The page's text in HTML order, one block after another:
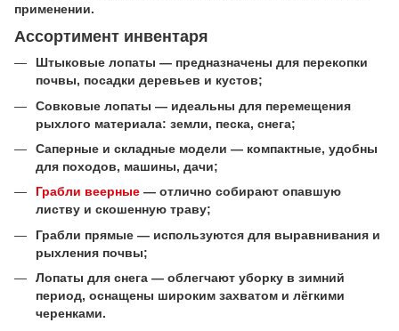
применении.
Ассортимент инвентаря
Штыковые лопаты — предназначены для перекопки
почвы, посадки деревьев и кустов;
Совковые лопаты — идеальны для перемещения
рыхлого материала: земли, песка, снега;
Саперные и складные модели — компактные, удобны
для походов, машины, дачи;
Грабли веерные — отлично собирают опавшую
листву и скошенную траву;
Грабли прямые — используются для выравнивания и
рыхления почвы;
Лопаты для снега — облегчают уборку в зимний
период, оснащены широким захватом и лёгкими
черенками.